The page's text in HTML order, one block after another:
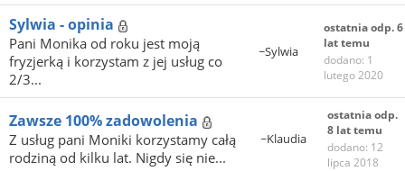
Sylwia - opinia
Pani Monika od roku jest moją
fryzjerką i korzystam z jej usług co
2/3...
~Sylwia
ostatnia odp. 6
lat temu
dodano: 1
lutego 2020
Zawsze 100% zadowolenia
Z usług pani Moniki korzystamy całą
rodziną od kilku lat. Nigdy się nie...
~Klaudia
ostatnia odp.
8 lat temu
dodano: 12
lipca 2018